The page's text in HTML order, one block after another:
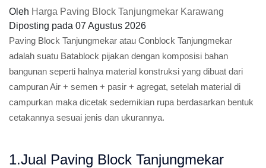
Oleh Harga Paving Block Tanjungmekar Karawang
Diposting pada 07 Agustus 2026
Paving Block Tanjungmekar atau Conblock Tanjungmekar
adalah suatu Batablock pijakan dengan komposisi bahan
bangunan seperti halnya material konstruksi yang dibuat dari
campuran Air + semen + pasir + agregat, setelah material di
campurkan maka dicetak sedemikian rupa berdasarkan bentuk
cetakannya sesuai jenis dan ukurannya.
1.Jual Paving Block Tanjungmekar